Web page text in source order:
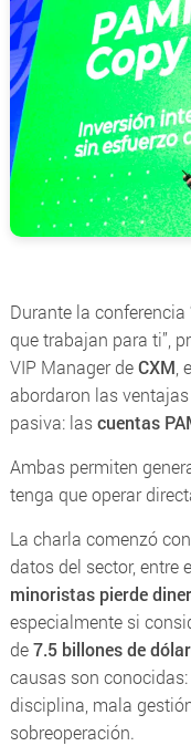
Durante la conferencia
que trabajan para ti” ,
VIP Manager deCXM ,
abordaron las
pasiva: lascuentas
Ambas permiten
tenga que operar
La charla comenzó
datos del sector, entre
minoristas pierde
especialmente si
de7.5 billones de
causas son
disciplina, mala
sobreoperación.